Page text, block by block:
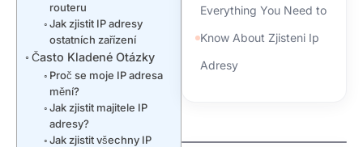
routeru
Jak zjistit IP adresy
ostatních zařízení
Často Kladené Otázky
Proč se moje IP adresa
mění?
Jak zjistit majitele IP
adresy?
Jak zjistit všechny IP
Everything You Need to
Know About Zjisteni Ip
Adresy